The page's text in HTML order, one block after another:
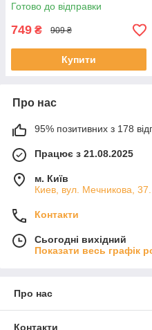
Готово до відправки
749 ₴ 909 ₴
Купити
Про нас
95% позитивних з 178
Працює з 21.08.2025
м. Київ
Киев, вул. Мечникова, 37.
Контакти
Сьогодні вихідний
Показати весь графік
Про нас
Контакти